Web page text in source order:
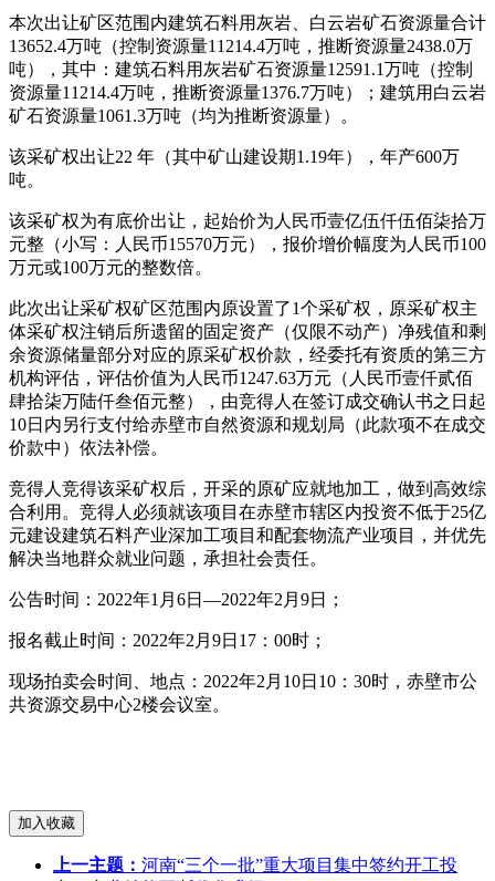
本次出让矿区范围内建筑石料用灰岩、白云岩矿石资源量合计
13652.4万吨（控制资源量11214.4万吨，推断资源量2438.0万
吨），其中：建筑石料用灰岩矿石资源量12591.1万吨（控制
资源量11214.4万吨，推断资源量1376.7万吨）；建筑用白云岩
矿石资源量1061.3万吨（均为推断资源量）。
该采矿权出让22 年（其中矿山建设期1.19年），年产600万
吨。
该采矿权为有底价出让，起始价为人民币壹亿伍仟伍佰柒拾万
元整（小写：人民币15570万元），报价增价幅度为人民币100
万元或100万元的整数倍。
此次出让采矿权矿区范围内原设置了1个采矿权，原采矿权主
体采矿权注销后所遗留的固定资产（仅限不动产）净残值和剩
余资源储量部分对应的原采矿权价款，经委托有资质的第三方
机构评估，评估价值为人民币1247.63万元（人民币壹仟贰佰
肆拾柒万陆仟叁佰元整），由竞得人在签订成交确认书之日起
10日内另行支付给赤壁市自然资源和规划局（此款项不在成交
价款中）依法补偿。
竞得人竞得该采矿权后，开采的原矿应就地加工，做到高效综
合利用。竞得人必须就该项目在赤壁市辖区内投资不低于25亿
元建设建筑石料产业深加工项目和配套物流产业项目，并优先
解决当地群众就业问题，承担社会责任。
公告时间：2022年1月6日—2022年2月9日；
报名截止时间：2022年2月9日17：00时；
现场拍卖会时间、地点：2022年2月10日10：30时，赤壁市公
共资源交易中心2楼会议室。
上一主题： 河南“三个一批”重大项目集中签约开工投